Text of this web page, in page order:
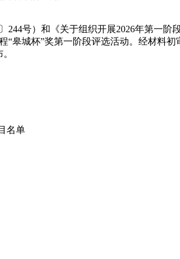
号）和《关于组织开展2026年第一阶
“皋城杯”奖第一阶段评选活动。经材料
名单